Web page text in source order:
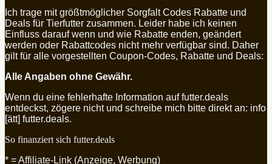
Ich trage mit größtmöglicher Sorgfalt Codes Rabatte und
Deals für Tierfutter zusammen. Leider habe ich keinen
Einfluss darauf wenn und wie Rabatte enden, geändert
werden oder Rabattcodes nicht mehr verfügbar sind. Daher
gilt für alle vorgestellten Coupon-Codes, Rabatte und Deals:
Alle Angaben ohne Gewähr.
Wenn du eine fehlerhafte Information auf futter.deals
entdeckst, zögere nicht und schreibe mich bitte direkt an: info
[ätt] futter.deals.
So finanziert sich futter.deals
* =Affiliate-Link (Anzeige, Werbung)